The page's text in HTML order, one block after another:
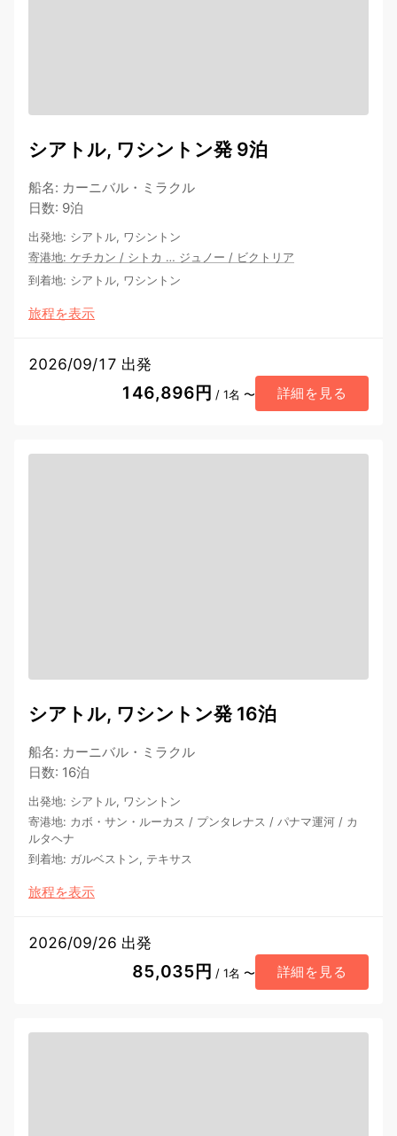
シアトル, ワシントン発 9泊
船名: カーニバル・ミラクル
日数: 9泊
出発地: シアトル, ワシントン
寄港地: ケチカン / シトカ … ジュノー / ビクトリア
到着地: シアトル, ワシントン
旅程を表示
2026/09/17 出発
146,896円 / 1名 〜 詳細を見る
シアトル, ワシントン発 16泊
船名: カーニバル・ミラクル
日数: 16泊
出発地: シアトル, ワシントン
寄港地: カボ・サン・ルーカス / プンタレナス / パナマ運河 / カ
ルタヘナ
到着地: ガルベストン, テキサス
旅程を表示
2026/09/26 出発
85,035円 / 1名 〜 詳細を見る